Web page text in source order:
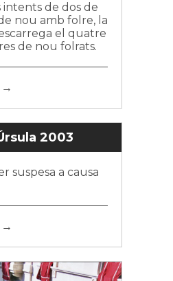
intents de dos de
nou amb folre, la
el quatre
de nou folrats.
→
2003
suspesa a causa
→